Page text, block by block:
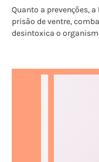
Quanto a prevenções,
prisão de ventre,
desintoxica o